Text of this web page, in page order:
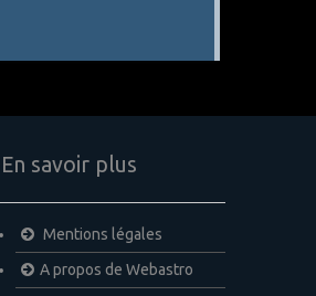
En savoir plus
Mentions légales
A propos de Webastro